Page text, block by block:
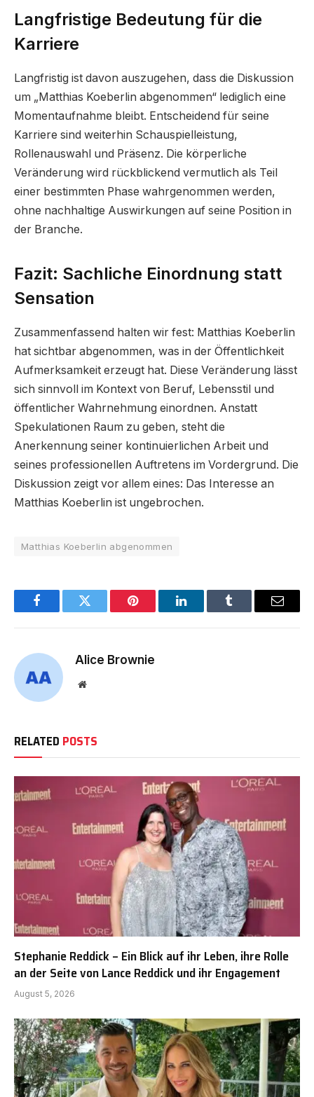
Langfristige Bedeutung für die
Karriere
Langfristig ist davon auszugehen, dass die Diskussion
um „Matthias Koeberlin abgenommen“ lediglich eine
Momentaufnahme bleibt. Entscheidend für seine
Karriere sind weiterhin Schauspielleistung,
Rollenauswahl und Präsenz. Die körperliche
Veränderung wird rückblickend vermutlich als Teil
einer bestimmten Phase wahrgenommen werden,
ohne nachhaltige Auswirkungen auf seine Position in
der Branche.
Fazit: Sachliche Einordnung statt
Sensation
Zusammenfassend halten wir fest: Matthias Koeberlin
hat sichtbar abgenommen, was in der Öffentlichkeit
Aufmerksamkeit erzeugt hat. Diese Veränderung lässt
sich sinnvoll im Kontext von Beruf, Lebensstil und
öffentlicher Wahrnehmung einordnen. Anstatt
Spekulationen Raum zu geben, steht die
Anerkennung seiner kontinuierlichen Arbeit und
seines professionellen Auftretens im Vordergrund. Die
Diskussion zeigt vor allem eines: Das Interesse an
Matthias Koeberlin ist ungebrochen.
Matthias Koeberlin abgenommen
FacebookTwitter Pinterest LinkedInTumblr Email
Alice Brownie
Website
RELATED POSTS
Stephanie Reddick – Ein Blick auf ihr Leben, ihre Rolle
an der Seite von Lance Reddick und ihr Engagement
August 5, 2026